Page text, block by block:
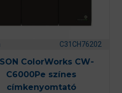
C31CH76202
ColorWorks CW-
C6000Pe színes
címkenyomtató